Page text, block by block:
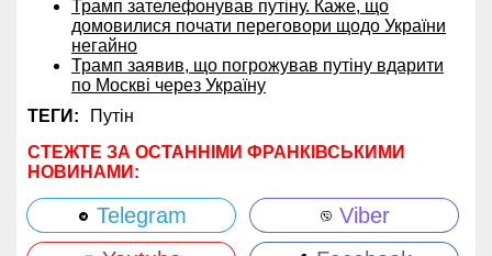
Трамп зателефонував путіну. Каже, що
домовилися почати переговори щодо України
негайно
Трамп заявив, що погрожував путіну вдарити
по Москві через Україну
ТЕГИ:
Путін
СТЕЖТЕ ЗА ОСТАННІМИ ФРАНКІВСЬКИМИ
НОВИНАМИ:
Telegram
Viber